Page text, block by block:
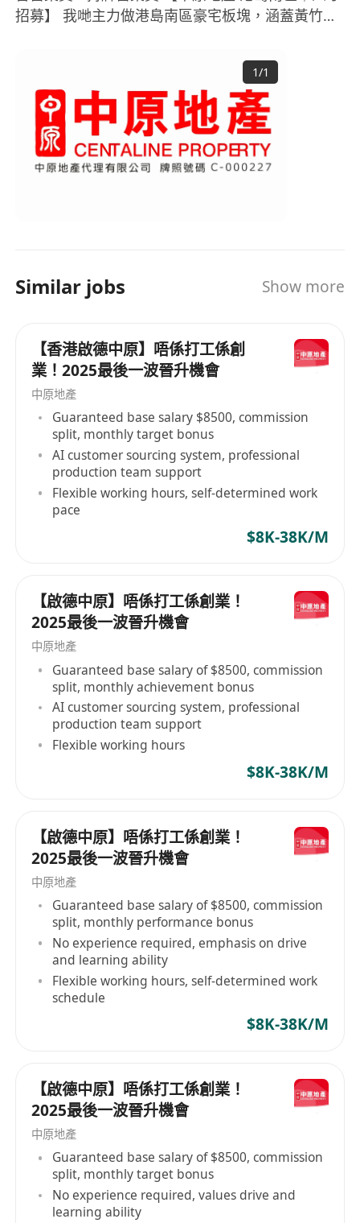
招募】 我哋主力做港島南區豪宅板塊，涵蓋黃竹
而家團隊擴充，歡迎有抱負嘅你加入我哋。 🎁團隊
限佣金，開單另有各類現金獎、精英獎，做得幾多
得幾多，唔限制收入天花板。 2. 零經驗都可入行：
公司提供全套免費培訓，包括地監局牌照考試課
程、豪宅知識、買賣租賃交易流程，資深前輩一對
業經理，憑業績就可以升職，唔靠論資排輩，有能
樓專屬優惠；定期團隊活動、精英出遊獎勵。 6. 地
點優勢：工作地點位於南區，接觸優質豪宅客群，
累積嘅人脈同經驗價值更高。 📌入職基本要求 ✅年
滿18周歲，中五或以上學歷（內地职高、高中學歷
可作咨詢） ✅無地產牌照唔緊要，入職後參加公司
培訓考取即可；已有持牌營業員/代理牌照優先錄取
✅性格主動樂於溝通，有目標感，肯吃苦，願意面
對銷售挑戰 ✅會流利粵語，識基本普通話，能使用
手機電腦做文書同溝通 ✅歡迎各行各業轉職人士、
應屆畢業生；有汽車、熟悉南區環境更加加分 無論
賺到實際回報。 招聘熱線 69084942胡生
1/1
Similar jobs Show more
【香港啟德中原】唔係打工係創
業！2025最後一波晉升機會
中原地產
Guaranteed base salary $8500, commission
split, monthly target bonus
AI customer sourcing system, professional
production team support
Flexible working hours, self-determined work
pace
$8K-38K/M
【啟德中原】唔係打工係創業！
2025最後一波晉升機會
中原地產
Guaranteed base salary of $8500, commission
split, monthly achievement bonus
AI customer sourcing system, professional
production team support
Flexible working hours
$8K-38K/M
【啟德中原】唔係打工係創業！
2025最後一波晉升機會
中原地產
Guaranteed base salary of $8500, commission
split, monthly performance bonus
No experience required, emphasis on drive
and learning ability
Flexible working hours, self-determined work
schedule
$8K-38K/M
【啟德中原】唔係打工係創業！
2025最後一波晉升機會
中原地產
Guaranteed base salary of $8500, commission
split, monthly target bonus
No experience required, values drive and
learning ability